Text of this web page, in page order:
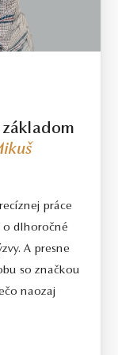
o 15%.
môže od
práce
o dlhoročné
A presne
so značkou
naozaj